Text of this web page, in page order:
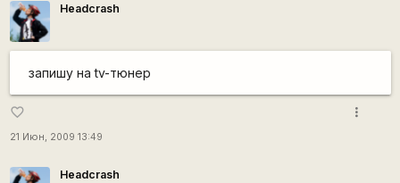
Headcrash
запишу на tv-тюнер
favorite_border
21 Июн, 2009 13:49
more_vert
Headcrash